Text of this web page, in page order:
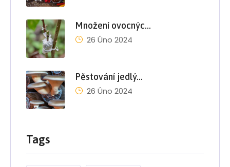
Množení ovocnýc…
26 Úno 2024
Pěstování jedlý…
26 Úno 2024
Tags